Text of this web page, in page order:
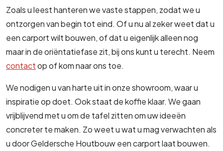
Zoals u leest hanteren we vaste stappen, zodat we u
ontzorgen van begin tot eind. Of u nu al zeker weet dat u
een carport wilt bouwen, of dat u eigenlijk alleen nog
maar in de oriëntatiefase zit, bij ons kunt u terecht. Neem
contactop of kom naar ons toe.
We nodigen u van harte uit in onze showroom, waar u
inspiratie op doet. Ook staat de koffie klaar. We gaan
vrijblijvend met u om de tafel zitten om uw ideeën
concreter te maken. Zo weet u wat u mag verwachten als
u door Geldersche Houtbouw een carport laat bouwen.